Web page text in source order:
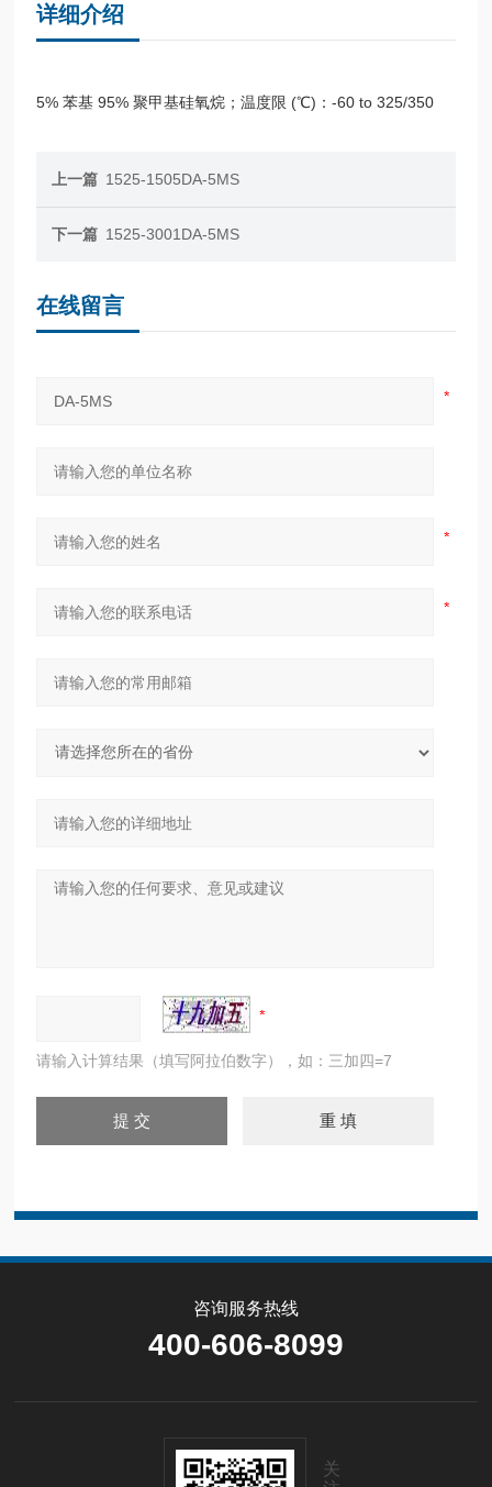
详细介绍
5% 苯基 95% 聚甲基硅氧烷；温度限 (℃)：-60 to 325/350
上一篇 1525-1505DA-5MS
下一篇 1525-3001DA-5MS
在线留言
请输入计算结果（填写阿拉伯数字），如：三加四=7
咨询服务热线
400-606-8099
关